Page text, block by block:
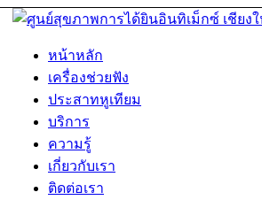
หน้าหลัก
เครื่องช่วยฟัง
ประสาทหูเทียม
บริการ
ความรู้
เกี่ยวกับเรา
ติดต่อเรา